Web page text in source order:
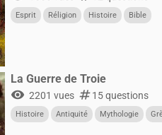
Esprit Réligion Histoire Bible
La Guerre de Troie
visibility 2201 vues numbers15 questions
Histoire Antiquité Mythologie